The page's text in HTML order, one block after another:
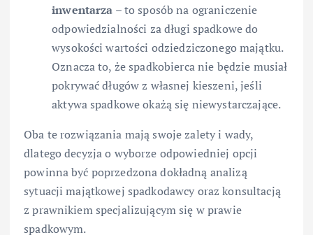
inwentarza – to sposób na ograniczenie
odpowiedzialności za długi spadkowe do
wysokości wartości odziedziczonego majątku.
Oznacza to, że spadkobierca nie będzie musiał
pokrywać długów z własnej kieszeni, jeśli
aktywa spadkowe okażą się niewystarczające.
Oba te rozwiązania mają swoje zalety i wady,
dlatego decyzja o wyborze odpowiedniej opcji
powinna być poprzedzona dokładną analizą
sytuacji majątkowej spadkodawcy oraz konsultacją
z prawnikiem specjalizującym się w prawie
spadkowym.